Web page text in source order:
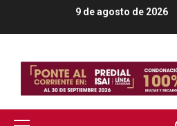
9 de agosto de 2026